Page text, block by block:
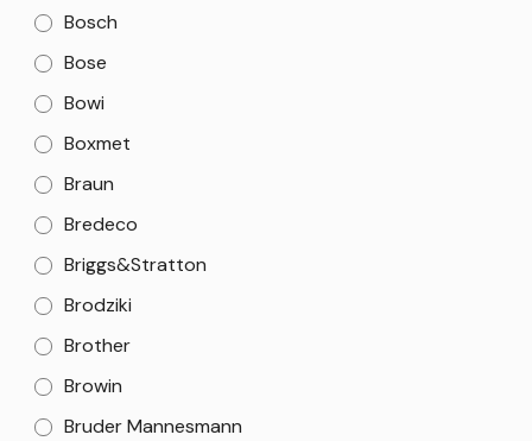
Bosch
Bose
Bowi
Boxmet
Braun
Bredeco
Briggs&Stratton
Brodziki
Brother
Browin
Bruder Mannesmann